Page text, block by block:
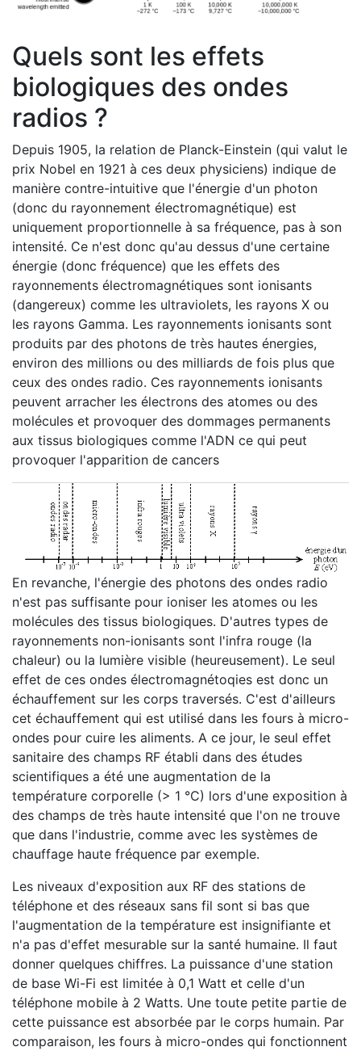
Quels sont les effets
biologiques des ondes
radios ?
Depuis 1905, la relation de Planck-Einstein (qui valut le
prix Nobel en 1921 à ces deux physiciens) indique de
manière contre-intuitive que l'énergie d'un photon
(donc du rayonnement électromagnétique) est
uniquement proportionnelle à sa fréquence, pas à son
intensité. Ce n'est donc qu'au dessus d'une certaine
énergie (donc fréquence) que les effets des
rayonnements électromagnétiques sont ionisants
(dangereux) comme les ultraviolets, les rayons X ou
les rayons Gamma. Les rayonnements ionisants sont
produits par des photons de très hautes énergies,
environ des millions ou des milliards de fois plus que
ceux des ondes radio. Ces rayonnements ionisants
peuvent arracher les électrons des atomes ou des
molécules et provoquer des dommages permanents
aux tissus biologiques comme l'ADN ce qui peut
provoquer l'apparition de cancers
En revanche, l'énergie des photons des ondes radio
n'est pas suffisante pour ioniser les atomes ou les
molécules des tissus biologiques. D'autres types de
rayonnements non-ionisants sont l'infra rouge (la
chaleur) ou la lumière visible (heureusement). Le seul
effet de ces ondes électromagnétoqies est donc un
échauffement sur les corps traversés. C'est d'ailleurs
cet échauffement qui est utilisé dans les fours à micro-
ondes pour cuire les aliments. A ce jour, le seul effet
sanitaire des champs RF établi dans des études
scientifiques a été une augmentation de la
température corporelle (> 1 °C) lors d'une exposition à
des champs de très haute intensité que l'on ne trouve
que dans l'industrie, comme avec les systèmes de
chauffage haute fréquence par exemple.
Les niveaux d'exposition aux RF des stations de
téléphone et des réseaux sans fil sont si bas que
l'augmentation de la température est insignifiante et
n'a pas d'effet mesurable sur la santé humaine. Il faut
donner quelques chiffres. La puissance d'une station
de base Wi-Fi est limitée à 0,1 Watt et celle d'un
téléphone mobile à 2 Watts. Une toute petite partie de
cette puissance est absorbée par le corps humain. Par
comparaison, les fours à micro-ondes qui fonctionnent